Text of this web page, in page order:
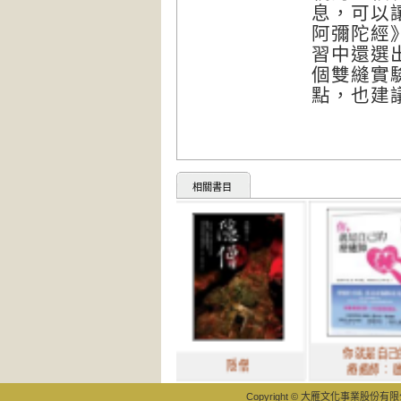
息，可以
阿彌陀經
習中還選
個雙縫實
點，也建
相關書目
你就是自己的
療癒師： 啟
Copyright © 大雁文化事業股份有